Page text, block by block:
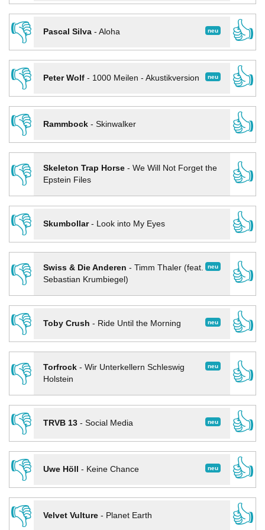
👎
neu
Pascal Silva- Aloha
👍
👎
neu
Peter Wolf- 1000 Meilen - Akustikversion
👍
👎
Rammbock- Skinwalker
👍
👎
Skeleton Trap Horse- We Will Not Forget the
Epstein Files
👍
👎
Skumbollar- Look into My Eyes
👍
👎
neu
Swiss & Die Anderen - Timm Thaler (feat.
Sebastian Krumbiegel)
👍
👎
neu
Toby Crush - Ride Until the Morning
👍
👎
neu
Torfrock- Wir Unterkellern Schleswig
Holstein
👍
👎
neu
TRVB 13- Social Media
👍
👎
neu
Uwe Höll - Keine Chance
👍
👎
Velvet Vulture- Planet Earth
👍